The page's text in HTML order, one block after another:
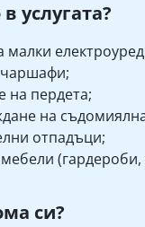
услугата?
малки
на пердета;
на
отпадъци;
(гардероби,
си?